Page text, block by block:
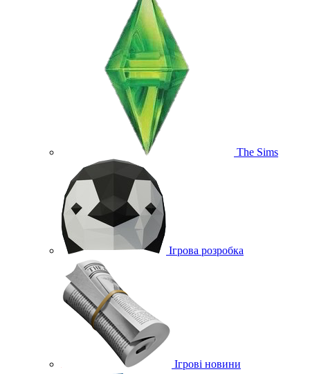
The Sims
Ігрова розробка
Ігрові новини